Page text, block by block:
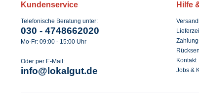
Kundenservice
Telefonische Beratung unter:
030 - 4748662020
Mo-Fr: 09:00 - 15:00 Uhr
Oder per E-Mail:
info@lokalgut.de
Hilfe
Kontakt
Jobs &